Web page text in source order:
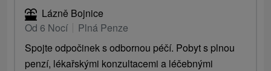
Lázně Bojnice
Od 6 Nocí
Plná Penze
Spojte odpočinek s odbornou péčí. Pobyt s plnou
penzí, lékařskými konzultacemi a léčebnými